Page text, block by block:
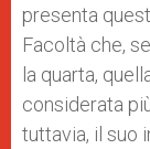
presenta
Facoltà che,
la quarta,
considerata
tuttavia, il suo